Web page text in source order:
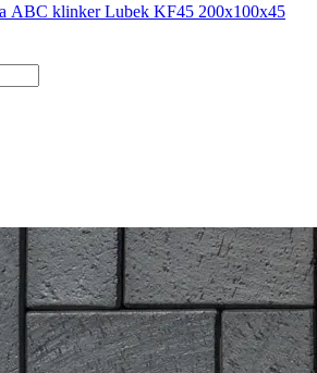
ABC klinker Lubek KF45 200х100х45